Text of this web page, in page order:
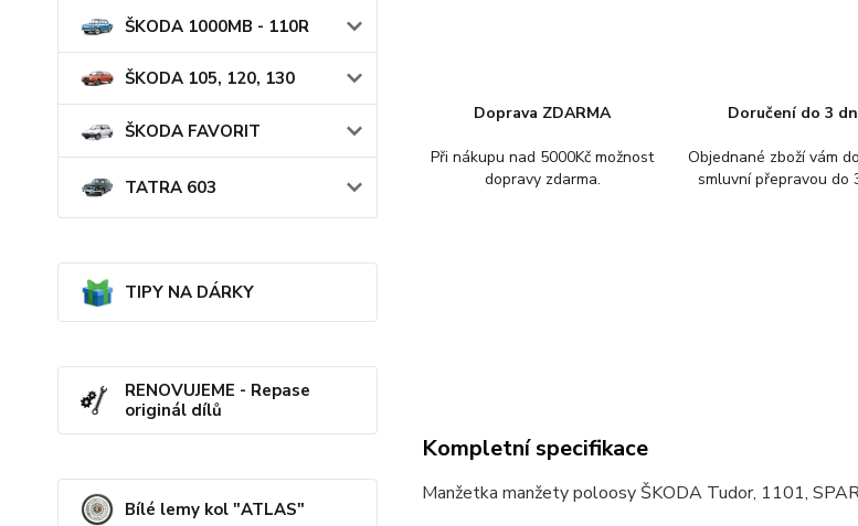
ŠKODA 1000MB - 110R
ŠKODA 105, 120, 130
ŠKODA FAVORIT
TATRA 603
TIPY NA DÁRKY
RENOVUJEME - Repase
originál dílů
Bílé lemy kol "ATLAS"
Doprava ZDARMA
Při nákupu nad 5000Kč možnost
dopravy zdarma.
Doručení do 3
Objednané zboží vám
smluvní přepravou do
Kompletní specifikace
Manžetka manžety poloosy ŠKODA Tudor, 1101,